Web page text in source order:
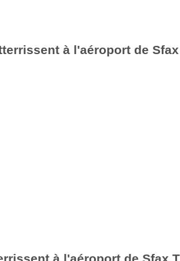
à l'aéroport de